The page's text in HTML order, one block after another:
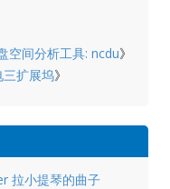
空间分析工具: ncdu》
扩展坞》
拉小提琴的曲子